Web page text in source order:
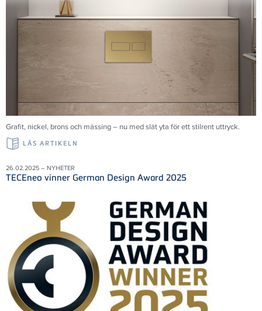
Grafit, nickel, brons och mässing – nu med slät yta för ett stilrent uttryck.
LÄS ARTIKELN
26.02.2025 – NYHETER
TECEneo vinner German Design Award 2025